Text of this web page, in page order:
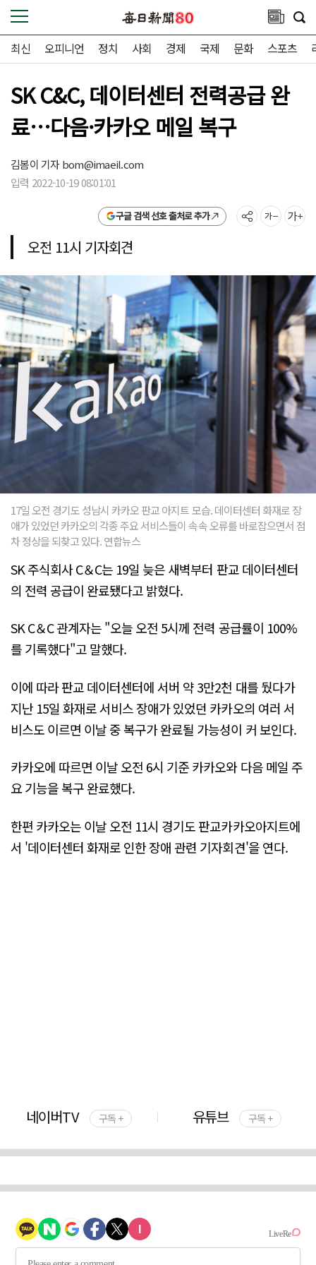
최신 오피니언 정치 사회 경제 국제 문화 스포츠
SK C&C, 데이터센터 전력공급 완
료…다음·카카오 메일 복구
김봄이 기자bom@imaeil.com
입력 2022-10-19 08:01:01
구글 검색 선호 출처로 추가
오전 11시 기자회견
17일 오전 경기도 성남시 카카오 판교 아지트 모습. 데이터센터 화재로 장
애가 있었던 카카오의 각종 주요 서비스들이 속속 오류를 바로잡으면서 점
차 정상을 되찾고 있다. 연합뉴스
SK 주식회사 C＆C는 19일 늦은 새벽부터 판교 데이터센터
의 전력 공급이 완료됐다고 밝혔다.
SK C＆C 관계자는 "오늘 오전 5시께 전력 공급률이 100%
를 기록했다"고 말했다.
이에 따라 판교 데이터센터에 서버 약 3만2천 대를 뒀다가
지난 15일 화재로 서비스 장애가 있었던 카카오의 여러 서
비스도 이르면 이날 중 복구가 완료될 가능성이 커 보인다.
카카오에 따르면 이날 오전 6시 기준 카카오와 다음 메일 주
요 기능을 복구 완료했다.
한편 카카오는 이날 오전 11시 경기도 판교카카오아지트에
서 '데이터센터 화재로 인한 장애 관련 기자회견'을 연다.
네이버TV 구독 + 유튜브 구독 +